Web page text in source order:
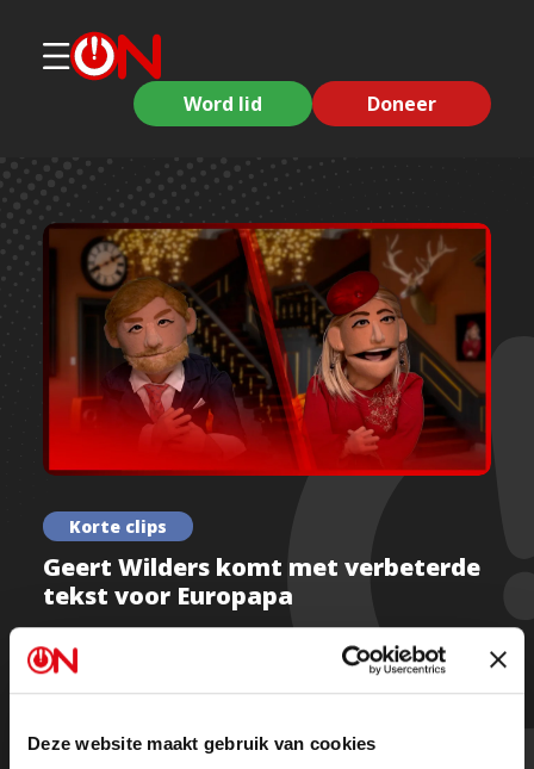
Deze website maakt gebruik van cookies
Word lid Doneer
Korte clips
Geert Wilders komt met verbeterde
tekst voor Europapa